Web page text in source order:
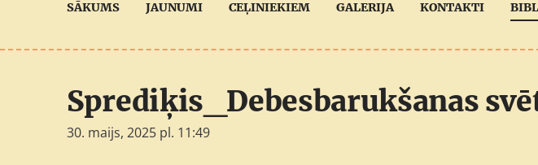
SĀKUMS JAUNUMI CEĻINIEKIEM GALERIJA KONTAKTI
Sprediķis_Debesbarukšanas
30. maijs, 2025 pl. 11:49